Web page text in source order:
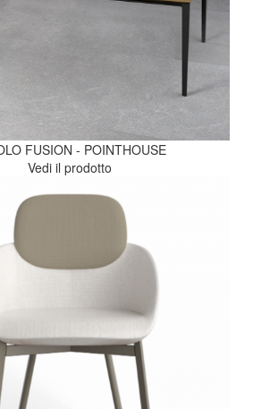
FUSION - POINTHOUSE
Vedi il prodotto